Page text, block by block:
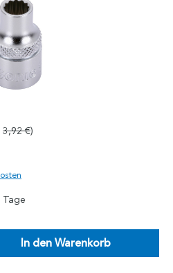
3,92 €)
Tage
In den Warenkorb